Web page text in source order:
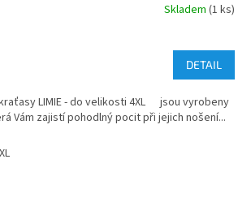
Skladem (1 ks)
DETAIL
LIMIE - do velikosti 4XL jsou vyrobeny
Vám zajistí pohodlný pocit při jejich nošení...